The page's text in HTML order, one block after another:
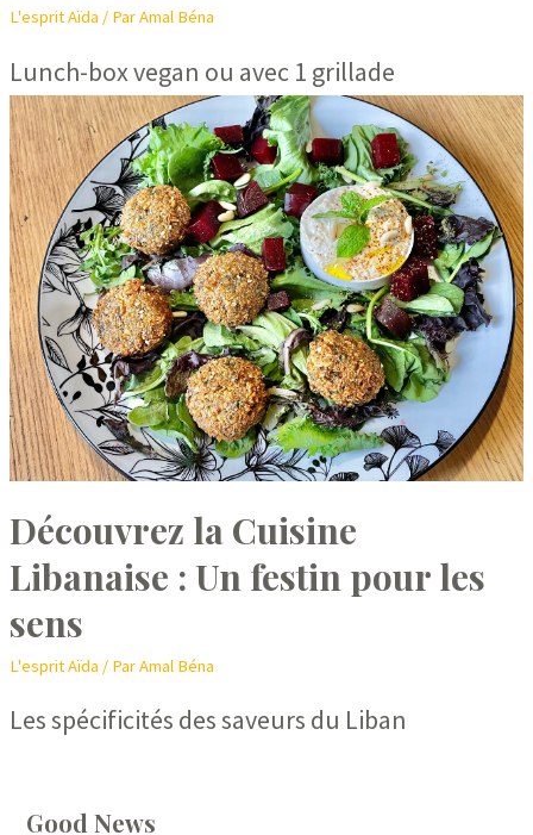
L'esprit Aïda / ParAmal Béna
Lunch-box vegan ou avec 1 grillade
Découvrez la Cuisine
Libanaise : Un festin pour les
sens
L'esprit Aïda / ParAmal Béna
Les spécificités des saveurs du Liban
Good News